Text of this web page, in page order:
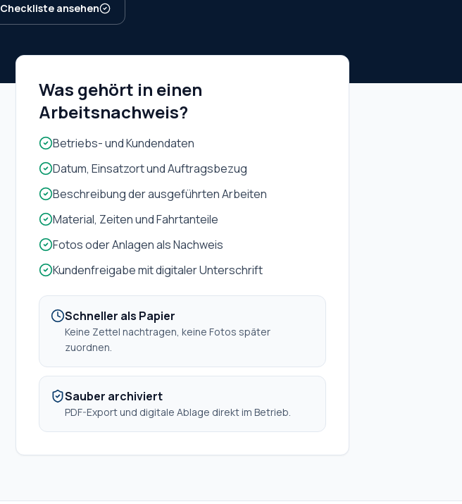
Checkliste ansehen
Was gehört in einen
Arbeitsnachweis?
Betriebs- und Kundendaten
Datum, Einsatzort und Auftragsbezug
Beschreibung der ausgeführten Arbeiten
Material, Zeiten und Fahrtanteile
Fotos oder Anlagen als Nachweis
Kundenfreigabe mit digitaler Unterschrift
Schneller als Papier
Keine Zettel nachtragen, keine Fotos später
zuordnen.
Sauber archiviert
PDF-Export und digitale Ablage direkt im Betrieb.